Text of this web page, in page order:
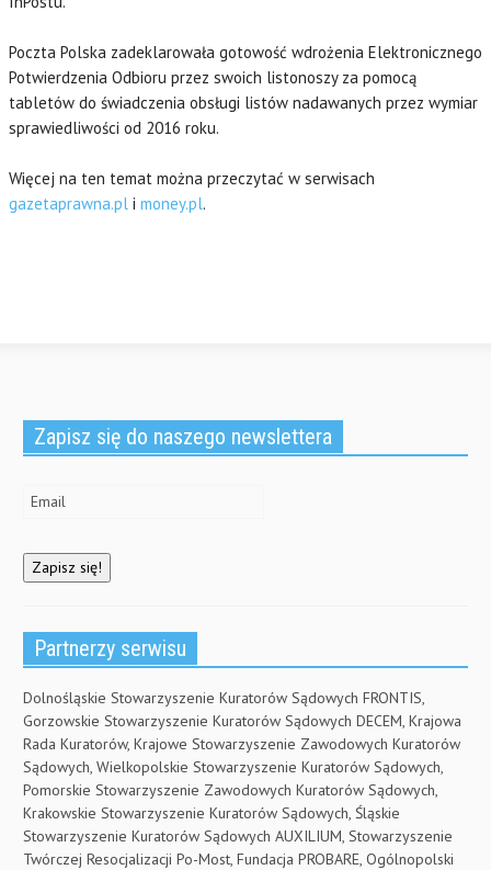
Poczta Polska zadeklarowała gotowość wdrożenia Elektronicznego
Potwierdzenia Odbioru przez swoich listonoszy za pomocą
tabletów do świadczenia obsługi listów nadawanych przez wymiar
sprawiedliwości od 2016 roku.
Więcej na ten temat można przeczytać w serwisach
gazetaprawna.pl i money.pl.
Zapisz się do naszego newslettera
Partnerzy serwisu
Dolnośląskie Stowarzyszenie Kuratorów Sądowych FRONTIS,
Gorzowskie Stowarzyszenie Kuratorów Sądowych DECEM, Krajowa
Rada Kuratorów, Krajowe Stowarzyszenie Zawodowych Kuratorów
Sądowych, Wielkopolskie Stowarzyszenie Kuratorów Sądowych,
Pomorskie Stowarzyszenie Zawodowych Kuratorów Sądowych,
Krakowskie Stowarzyszenie Kuratorów Sądowych, Śląskie
Stowarzyszenie Kuratorów Sądowych AUXILIUM, Stowarzyszenie
Twórczej Resocjalizacji Po-Most, Fundacja PROBARE, Ogólnopolski